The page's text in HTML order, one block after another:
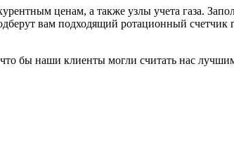
ценам, а также узлы учета газа.
вам подходящий ротационный счетчик
бы наши клиенты могли считать нас